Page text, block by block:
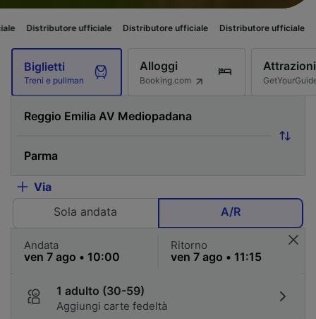
ufficiale Distributore ufficiale Distributore ufficiale Distributore
Biglietti
Treni e pullman
Alloggi
Booking.com
Attrazioni
Via
Sola andata
A/R
Andata Ritorno
1 adulto (30-59)
Aggiungi carte fedeltà